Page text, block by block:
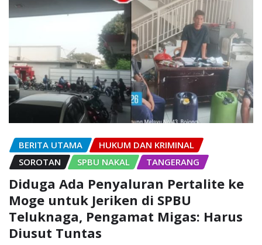
BERITA UTAMA
HUKUM DAN KRIMINAL
SOROTAN
SPBU NAKAL TANGERANG
Diduga Ada Penyaluran Pertalite ke
Moge untuk Jeriken di SPBU
Teluknaga, Pengamat Migas: Harus
Diusut Tuntas